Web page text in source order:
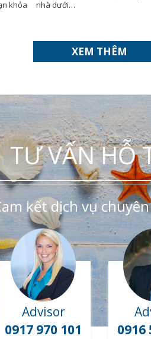
khỏa
nhà dưới…
XEM THÊM
TƯ VẤN HỖ
kết dịch vụ
Advisor
0917 970 101
0916